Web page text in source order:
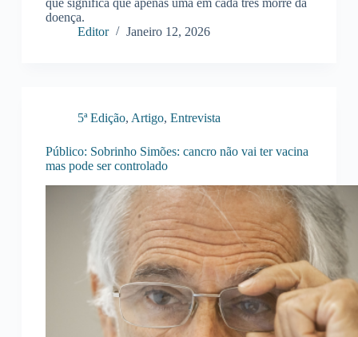
que significa que apenas uma em cada três morre da
doença.
Editor
Janeiro 12, 2026
5ª Edição, Artigo, Entrevista
Público: Sobrinho Simões: cancro não vai ter vacina
mas pode ser controlado